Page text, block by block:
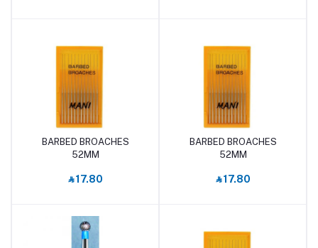
أضف إلى السلة
BARBED BROACHES
52MM
‎⃁ 17.80
أضف إلى السلة
BARBED BROACHES
52MM
‎⃁ 17.80